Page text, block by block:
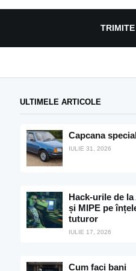
ULTIMELE ARTICOLE
Capcana
IULIE 31, 2026
Hack-urile de la
și MIPE pe
tuturor
IULIE 17, 2026
Cum faci bani